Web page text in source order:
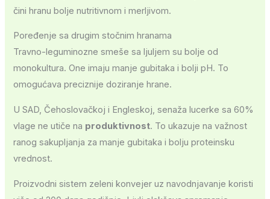
čini hranu bolje nutritivnom i merljivom.
Poređenje sa drugim stočnim hranama
Travno-leguminozne smeše sa ljuljem su bolje od
monokultura. One imaju manje gubitaka i bolji pH. To
omogućava preciznije doziranje hrane.
U SAD, Čehoslovačkoj i Engleskoj, senaža lucerke sa 60%
vlage ne utiče na produktivnost. To ukazuje na važnost
ranog sakupljanja za manje gubitaka i bolju proteinsku
vrednost.
Proizvodni sistem zeleni konvejer uz navodnjavanje koristi